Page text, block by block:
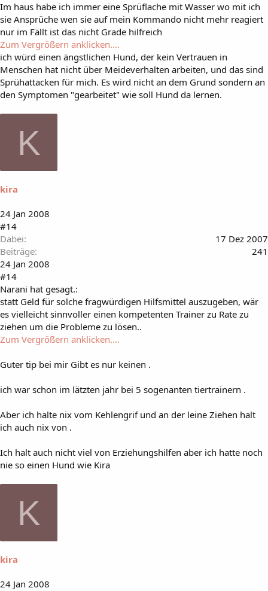
Im haus habe ich immer eine Sprüflache mit Wasser wo mit ich
sie Ansprüche wen sie auf mein Kommando nicht mehr reagiert
nur im Fällt ist das nicht Grade hilfreich
Zum Vergrößern anklicken....
ich würd einen ängstlichen Hund, der kein Vertrauen in
Menschen hat nicht über Meideverhalten arbeiten, und das sind
Sprühattacken für mich. Es wird nicht an dem Grund sondern an
den Symptomen "gearbeitet" wie soll Hund da lernen.
K
kira
24 Jan 2008
#14
Dabei
17 Dez 2007
Beiträge
241
24 Jan 2008
#14
Narani hat gesagt.:
statt Geld für solche fragwürdigen Hilfsmittel auszugeben, wär
es vielleicht sinnvoller einen kompetenten Trainer zu Rate zu
ziehen um die Probleme zu lösen..
Zum Vergrößern anklicken....
Guter tip bei mir Gibt es nur keinen .
ich war schon im lätzten jahr bei 5 sogenanten tiertrainern .
Aber ich halte nix vom Kehlengrif und an der leine Ziehen halt
ich auch nix von .
Ich halt auch nicht viel von Erziehungshilfen aber ich hatte noch
nie so einen Hund wie Kira
K
kira
24 Jan 2008